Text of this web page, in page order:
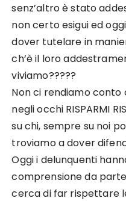
senz’altro è stato
non certo esigui ed
dover tutelare in
ch’è il loro
viviamo?????
Non ci rendiamo conto
negli occhi RISPARMI
su chi, sempre su noi
troviamo a dover
Oggi i delunquenti
comprensione da
cerca di far rispettare